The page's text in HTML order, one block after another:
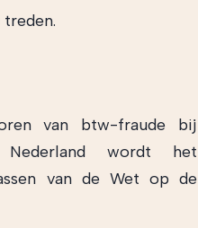
van btw-fraude bij
Nederland wordt het
van de Wet op de